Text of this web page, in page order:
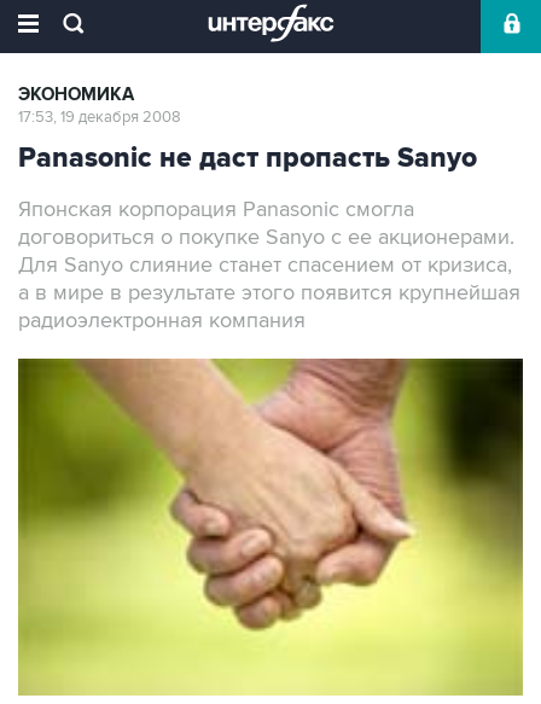
ЭКОНОМИКА
17:53, 19 декабря 2008
Panasonic не даст пропасть Sanyo
Японская корпорация Panasonic смогла
договориться о покупке Sanyo с ее акционерами.
Для Sanyo слияние станет спасением от кризиса,
а в мире в результате этого появится крупнейшая
радиоэлектронная компания